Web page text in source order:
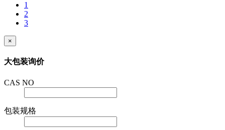
1
2
3
×
大包装询价
CAS NO
包装规格